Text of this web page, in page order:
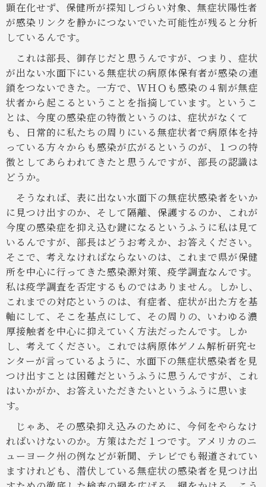
顕在化せず、保健所が探知しづらい対象、無症状陽性者
が感染リンクを静かにつないでいた可能性が残ると分析
しているんです。
これは部長、御存じだと思うんですが、つまり、症状
が出ない水面下にいる無症状の病原体保有者が感染の連
鎖をつないできた。一方で、ＷＨＯも感染の４割が無症
状者から起こるということを指摘しています。というこ
とは、今度の感染症の特徴というのは、症状がなくて
も、日常的に私たちの周りにいる無症状者で病原体を持
っている方々からも感染が広がるというのが、１つの特
徴としてあらわれてきたと思うんですが、部長の認識は
どうか。
そうなれば、表に出ない水面下の無症状感染者をいか
に見つけ出すのか、そして隔離、保護するのか、これが
今度の感染症を抑え込む鍵になるというふうに私は見て
いるんですが、部長はどうお考えか、お答えください。
そこで、考えなければならないのは、これまで県が保健
所を中心に行ってきた感染源対策、疫学調査なんです。
私は疫学調査を否定するものではありません。しかし、
これまでの対応というのは、有症者、症状が出た方を基
軸にして、そこを基点にして、その周りの、いわゆる濃
厚接触者を中心に抑えていく方法だったんです。しか
し、考えてください。これでは病原体ゲノム解析研究セ
ンターが言っているように、水面下の無症状感染者を見
つけ出すことは困難だというふうに思うんですが、これ
はいかがか、お答えいただきたいというふうに思いま
す。
じゃあ、その感染抑え込みのために、今何をやらなけ
ればいけないのか。方策はただ１つです。アメリカのニ
ューヨーク州の例などが新聞、テレビでも報道されてい
ますけれども、潜伏している無症状の感染者を見つけ出